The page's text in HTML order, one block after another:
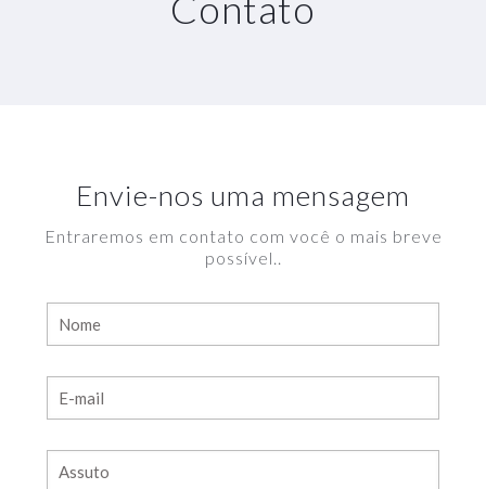
Envie-nos uma mensagem
Entraremos em contato com você o mais breve
possível..